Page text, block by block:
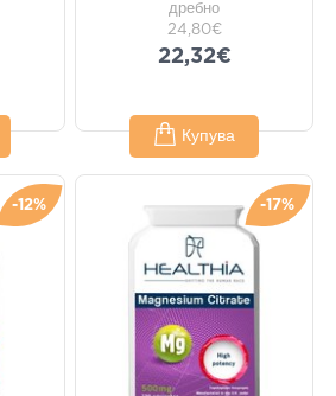
дребно
24,80€
22,32€
Купува
-12% -17%